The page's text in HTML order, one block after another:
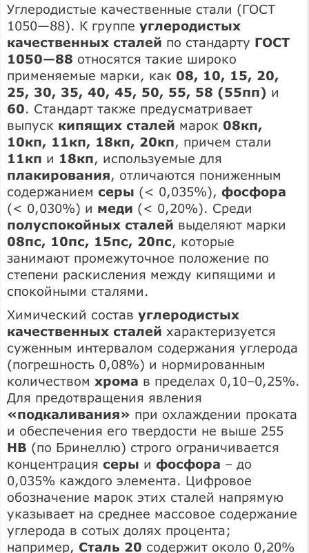
Углеродистые качественные стали (ГОСТ
1050—88). К группе углеродистых
качественных сталей по стандарту ГОСТ
1050—88 относятся такие широко
применяемые марки, как 08, 10, 15, 20,
25, 30, 35, 40, 45, 50, 55, 58 (55пп) и
60. Стандарт также предусматривает
выпуск кипящих сталей марок 08кп,
10кп, 11кп, 18кп, 20кп, причем стали
11кп и 18кп, используемые для
плакирования, отличаются пониженным
содержанием серы (< 0,035%), фосфора
(< 0,030%) и меди (< 0,20%). Среди
полуспокойных сталей выделяют марки
08пс, 10пс, 15пс, 20пс, которые
занимают промежуточное положение по
степени раскисления между кипящими и
спокойными сталями.
Химический состав углеродистых
качественных сталей характеризуется
суженным интервалом содержания углерода
(погрешность 0,08%) и нормированным
количеством хрома в пределах 0,10–0,25%.
Для предотвращения явления
«подкаливания» при охлаждении проката
и обеспечения его твердости не выше 255
НВ (по Бринеллю) строго ограничивается
концентрация серы и фосфора – до
0,035% каждого элемента. Цифровое
обозначение марок этих сталей напрямую
указывает на среднее массовое содержание
углерода в сотых долях процента;
например, Сталь 20 содержит около 0,20%